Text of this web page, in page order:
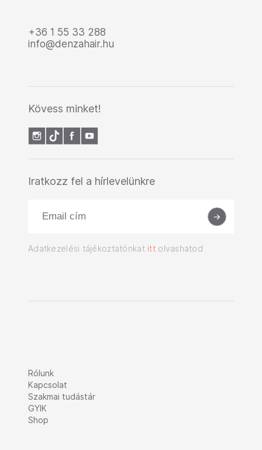
+36 1 55 33 288
info@denzahair.hu
Kövess minket!
Iratkozz fel a hírlevelünkre
Adatkezelési tájékoztatónkat ittolvashatod
Rólunk
Kapcsolat
Szakmai tudástár
GYIK
Shop